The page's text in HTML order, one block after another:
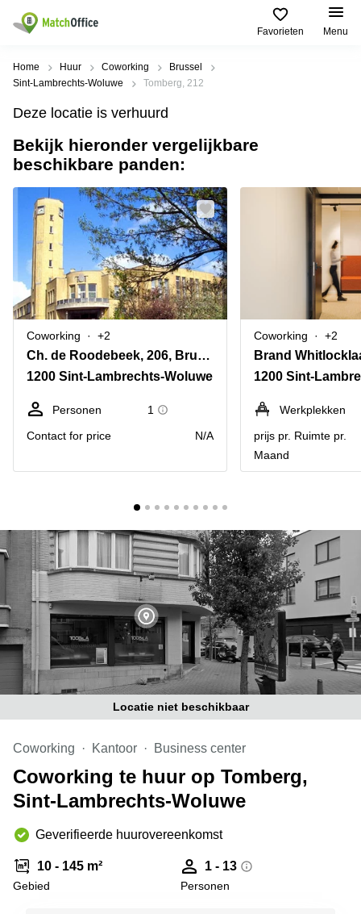
Favorieten Menu
Huur & verhuur
Soorten
commerciële
Kantoor
Business
centers
huren
Coworking
huren
Vergaderzaal
huren
Virtueel
huren
Populaire
Steden
Gent
Brugge
Brussel
Diegem
Dilbeek
Doornik
Mechelen
Elsene
Brugge
Herentals
Populaire
zoekopdrachten
Kantoor
te huur
Hasselt
Kantoor
te huur
in Genk
Bedrijvencentrum
Sint-Pieters-
Leeuw
Kantoor
te huur in
ruimtes te
Gent
huren in
Gent
Handelspand
te huur in
Hasselt
Location
centre
d'affaires
à Mons
virtueel
Antwerpen
Vergaderzaal
huren in
Antwerpen
Locaux
à louer en
Bruxelles
Hulp
Over ons
Registreer uw kantoor
Prijs
Log in
Kies een taal
Frans
Home Huur Coworking
Brussel
Sint-Lambrechts-Woluwe
Tomberg, 212
Deze locatie is verhuurd
Bekijk hieronder vergelijkbare
beschikbare panden:
Coworking +2
Ch. de Roodebeek, 206, Bruxelles
1200 Sint-Lambrechts-Woluwe
Personen
1
Contact for price
N/A
Coworking +2
Brand
1200 Sint-
Werkplekken
prijs pr. Ruimte pr.
Maand
Locatie niet beschikbaar
Coworking Kantoor Business center
Coworking te huur op Tomberg,
Sint-Lambrechts-Woluwe
Geverifieerde huurovereenkomst
10 - 145 m²
Gebied
1 - 13
Personen